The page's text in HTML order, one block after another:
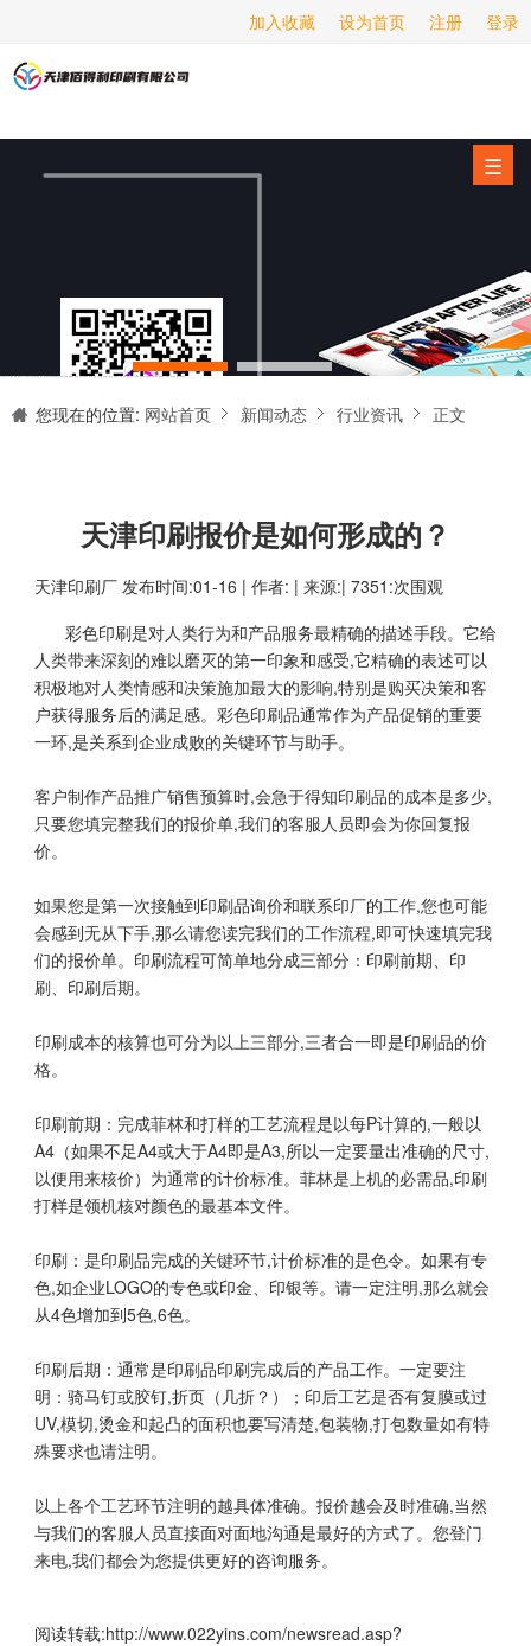
登录
注册
设为首页
加入收藏
☰
海报印刷
服务项目
新闻动态
关于我们
联系我们
您现在的位置: 网站首页 新闻动态 行业资讯 正文
天津印刷报价是如何形成的？
天津印刷厂 发布时间:01-16 | 作者: | 来源:| 7351:次围观
彩色印刷是对人类行为和产品服务最精确的描述手段。它给
人类带来深刻的难以磨灭的第一印象和感受,它精确的表述可以
积极地对人类情感和决策施加最大的影响,特别是购买决策和客
户获得服务后的满足感。彩色印刷品通常作为产品促销的重要
一环,是关系到企业成败的关键环节与助手。
客户制作产品推广销售预算时,会急于得知印刷品的成本是多少,
只要您填完整我们的报价单,我们的客服人员即会为你回复报
价。
如果您是第一次接触到印刷品询价和联系印厂的工作,您也可能
会感到无从下手,那么请您读完我们的工作流程,即可快速填完我
们的报价单。印刷流程可简单地分成三部分：印刷前期、印
刷、印刷后期。
印刷成本的核算也可分为以上三部分,三者合一即是印刷品的价
格。
印刷前期：完成菲林和打样的工艺流程是以每P计算的,一般以
A4（如果不足A4或大于A4即是A3,所以一定要量出准确的尺寸,
以便用来核价）为通常的计价标准。菲林是上机的必需品,印刷
打样是领机核对颜色的最基本文件。
印刷：是印刷品完成的关键环节,计价标准的是色令。如果有专
色,如企业LOGO的专色或印金、印银等。请一定注明,那么就会
从4色增加到5色,6色。
印刷后期：通常是印刷品印刷完成后的产品工作。一定要注
明：骑马钉或胶钉,折页（几折？）；印后工艺是否有复膜或过
UV,模切,烫金和起凸的面积也要写清楚,包装物,打包数量如有特
殊要求也请注明。
以上各个工艺环节注明的越具体准确。报价越会及时准确,当然
与我们的客服人员直接面对面地沟通是最好的方式了。您登门
来电,我们都会为您提供更好的咨询服务。
阅读转载:http://www.022yins.com/newsread.asp?